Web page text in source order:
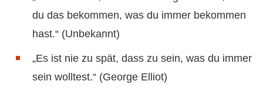
du das bekommen, was du immer bekommen
hast.“ (Unbekannt)
„Es ist nie zu spät, dass zu sein, was du immer
sein wolltest.“ (George Elliot)